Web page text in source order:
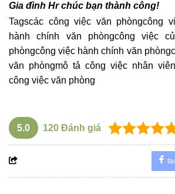
Gia đình Hr chúc bạn thành công!
Tagscác công việc văn phòngcông
hành chính văn phòngcông việc
phòngcông việc hành chính văn phòng
văn phòngmô tả công việc nhân
công việc văn phòng
5.0 120 Đánh giá